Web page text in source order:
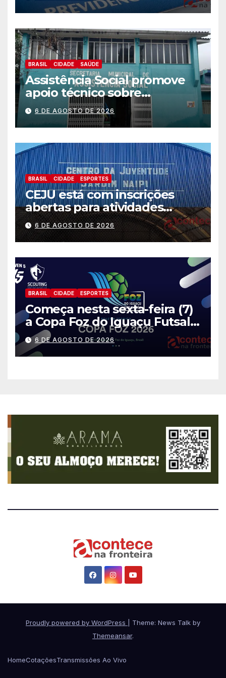
BRASIL CIDADE SAÚDE
Assistência Social promove
apoio técnico sobre
preparação e resposta a
situações de emergência e
calamidade pública
6 DE AGOSTO DE 2026
BRASIL CIDADE ESPORTES
CEJU está com inscrições
abertas para atividades
gratuitas
6 DE AGOSTO DE 2026
BRASIL CIDADE ESPORTES
Começa nesta sexta-feira (7)
a Copa Foz do Iguaçu Futsal
2026 com equipes de quatro
países
6 DE AGOSTO DE 2026
Proudly powered by WordPress
Theme: News Talk by
Themeansar.
HomeCotaçõesTransmissões Ao Vivo